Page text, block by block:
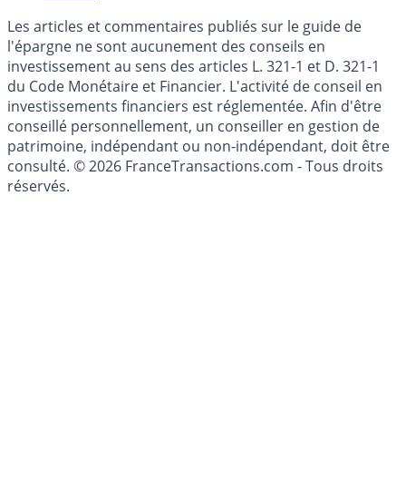
Cookies
Les articles et commentaires publiés sur le guide de
l'épargne ne sont aucunement des conseils en
investissement au sens des articles L. 321-1 et D. 321-1
du Code Monétaire et Financier. L'activité de conseil en
investissements financiers est réglementée. Afin d'être
conseillé personnellement, un conseiller en gestion de
patrimoine, indépendant ou non-indépendant, doit être